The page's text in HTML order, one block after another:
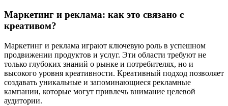
Маркетинг и реклама: как это связано с
креативом?
Маркетинг и реклама играют ключевую роль в успешном
продвижении продуктов и услуг. Эти области требуют не
только глубоких знаний о рынке и потребителях, но и
высокого уровня креативности. Креативный подход позволяет
создавать уникальные и запоминающиеся рекламные
кампании, которые могут привлечь внимание целевой
аудитории.